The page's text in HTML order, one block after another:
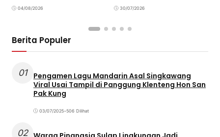
04/08/2026
Pembangunan Daerah
30/07/2026
Berita Populer
01
Pengamen Lagu Mandarin Asal Singkawang
Viral Usai Tampil di Panggung Klenteng Hon San
Pak Kung
03/07/2025•506 Dilihat
02